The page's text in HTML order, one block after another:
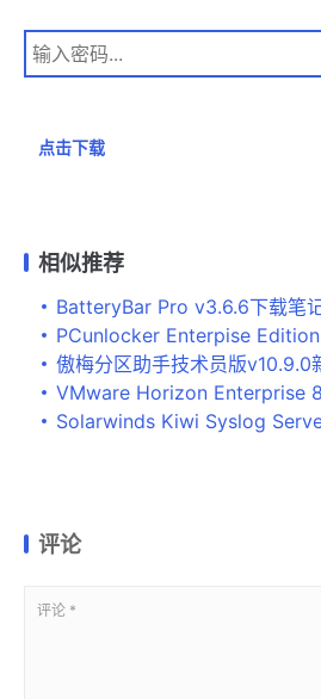
点击下载
相似推荐
BatteryBar Pro v3.6.6下载笔
PCunlocker Enterpise Edition Full ISO 5.6 x86/x64 +
傲梅分区助手技术员版v10.9.0新
VMware Horizon Enterprise
Solarwinds Kiwi Syslog Server
评论